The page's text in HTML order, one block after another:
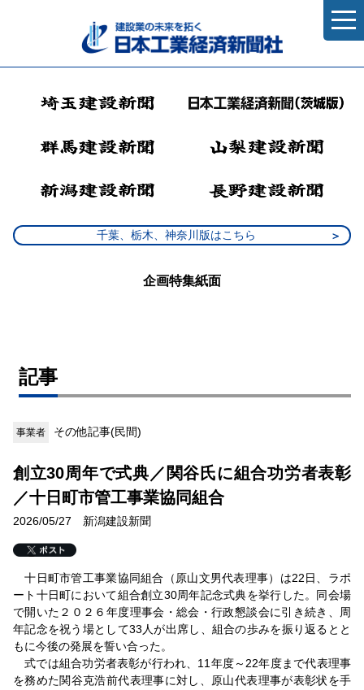
千葉、栃木、神奈川版はこちら
企画特集紙面
記事
事業者 その他記事(民間)
創立30周年で式典／関谷氏に組合功労者表彰
／十日町市管工事業協同組合
2026/05/27 新潟建設新聞
十日町市管工事業協同組合（原山文男代表理事）は22日、ラポ
ート十日町において組合創立30周年記念式典を挙行した。同会場
で開いた２０２６年度理事会・総会・行政懇談会に引き続き、周
年記念を祝う場として33人が出席し、組合の歩みを振り返るとと
もに今後の発展を誓い合った。
式では組合功労者表彰が行われ、11年度～22年度まで代表理事
を務めた関谷克浩前代表理事に対し、原山代表理事が表彰状を手